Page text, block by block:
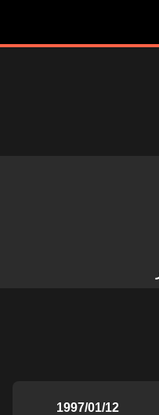
12‏/01‏/1997